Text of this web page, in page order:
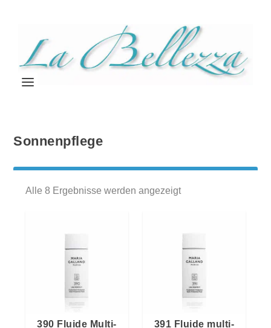
Sonnenpflege
Alle 8 Ergebnisse werden angezeigt
390 Fluide Multi-
391 Fluide multi-